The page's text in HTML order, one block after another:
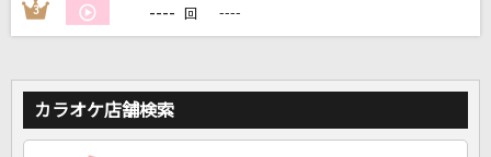
3 ---- 回 ----
カラオケ店舗検索